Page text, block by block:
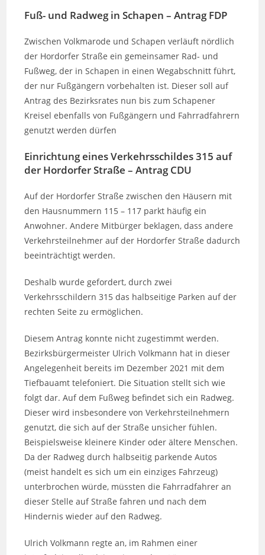
Fuß- und Radweg in Schapen – Antrag FDP
Zwischen Volkmarode und Schapen verläuft nördlich
der Hordorfer Straße ein gemeinsamer Rad- und
Fußweg, der in Schapen in einen Wegabschnitt führt,
der nur Fußgängern vorbehalten ist. Dieser soll auf
Antrag des Bezirksrates nun bis zum Schapener
Kreisel ebenfalls von Fußgängern und Fahrradfahrern
genutzt werden dürfen
Einrichtung eines Verkehrsschildes 315 auf
der Hordorfer Straße – Antrag CDU
Auf der Hordorfer Straße zwischen den Häusern mit
den Hausnummern 115 – 117 parkt häufig ein
Anwohner. Andere Mitbürger beklagen, dass andere
Verkehrsteilnehmer auf der Hordorfer Straße dadurch
beeinträchtigt werden.
Deshalb wurde gefordert, durch zwei
Verkehrsschildern 315 das halbseitige Parken auf der
rechten Seite zu ermöglichen.
Diesem Antrag konnte nicht zugestimmt werden.
Bezirksbürgermeister Ulrich Volkmann hat in dieser
Angelegenheit bereits im Dezember 2021 mit dem
Tiefbauamt telefoniert. Die Situation stellt sich wie
folgt dar. Auf dem Fußweg befindet sich ein Radweg.
Dieser wird insbesondere von Verkehrsteilnehmern
genutzt, die sich auf der Straße unsicher fühlen.
Beispielsweise kleinere Kinder oder ältere Menschen.
Da der Radweg durch halbseitig parkende Autos
(meist handelt es sich um ein einziges Fahrzeug)
unterbrochen würde, müssten die Fahrradfahrer an
dieser Stelle auf Straße fahren und nach dem
Hindernis wieder auf den Radweg.
Ulrich Volkmann regte an, im Rahmen einer